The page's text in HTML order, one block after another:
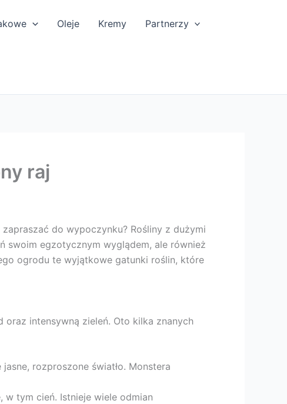
Oleje Kremy Partnerzy
raj
do wypoczynku? Rośliny z dużymi
swoim egzotycznym wyglądem, ale również
ogrodu te wyjątkowe gatunki roślin, które
intensywną zieleń. Oto kilka znanych
rozproszone światło. Monstera
tym cień. Istnieje wiele odmian